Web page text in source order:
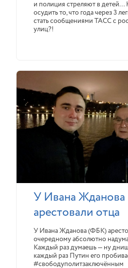
и полиция стреляют в детей…
осудить то, что года через 3
стать сообщениями ТАСС с
улиц?!
У Ивана Жданова
арестовали отца
У Ивана Жданова (ФБК)
очередному абсолютно
Каждый раз думаешь — ну
каждый раз Путин его
#свободуполитзаключённым